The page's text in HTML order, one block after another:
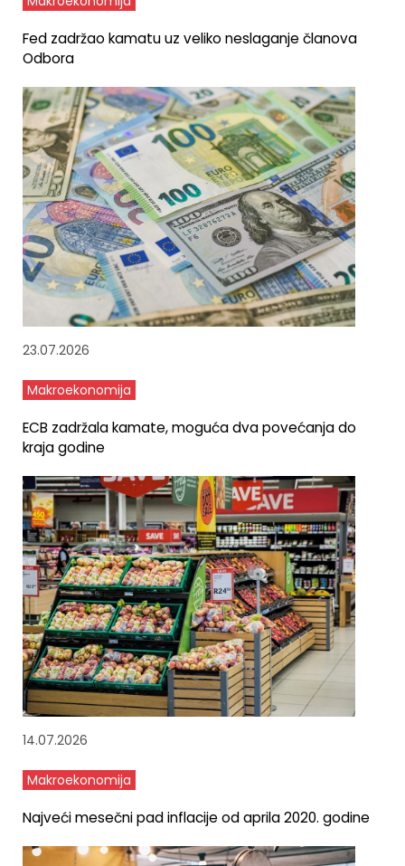
Fed zadržao kamatu uz veliko neslaganje članova
Odbora
23.07.2026
Makroekonomija
ECB zadržala kamate, moguća dva povećanja do
kraja godine
14.07.2026
Makroekonomija
Najveći mesečni pad inflacije od aprila 2020. godine